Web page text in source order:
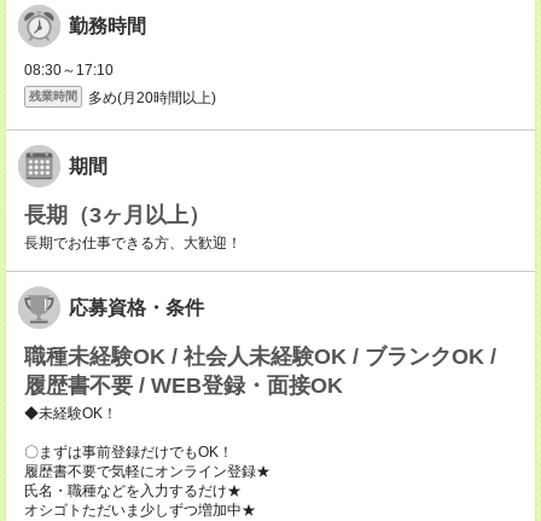
勤務時間
08:30～17:10
残業時間 多め(月20時間以上)
期間
長期（3ヶ月以上）
長期でお仕事できる方、大歓迎！
応募資格・条件
職種未経験OK / 社会人未経験OK / ブランクOK /
履歴書不要 / WEB登録・面接OK
◆未経験OK！
〇まずは事前登録だけでもOK！
履歴書不要で気軽にオンライン登録★
氏名・職種などを入力するだけ★
オシゴトただいま少しずつ増加中★